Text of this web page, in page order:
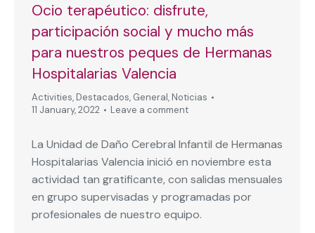
Ocio terapéutico: disfrute,
participación social y mucho más
para nuestros peques de Hermanas
Hospitalarias Valencia
Activities, Destacados, General, Noticias
11 January, 2022
Leave a comment
La Unidad de Daño Cerebral Infantil de Hermanas
Hospitalarias Valencia inició en noviembre esta
actividad tan gratificante, con salidas mensuales
en grupo supervisadas y programadas por
profesionales de nuestro equipo.